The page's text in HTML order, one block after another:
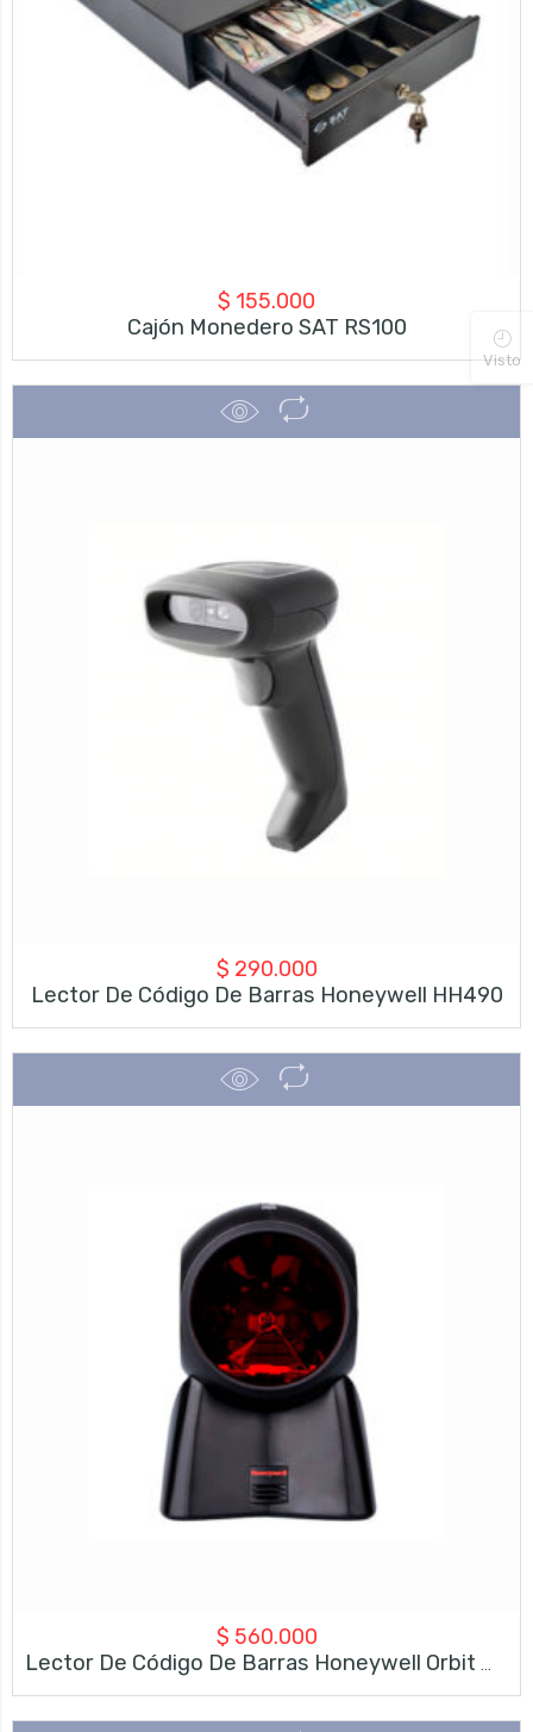
$ 155.000
Cajón Monedero SAT RS100
$ 290.000
Lector De Código De Barras Honeywell HH490
$ 560.000
Visto